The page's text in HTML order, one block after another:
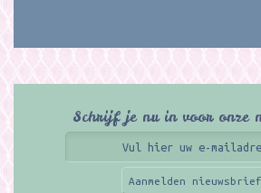
Schrijf je nu in voor onze
Aanmelden nieuwsbrief